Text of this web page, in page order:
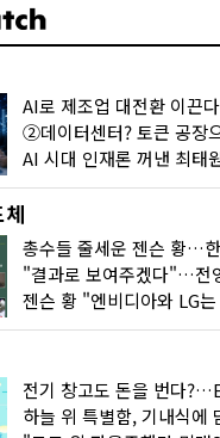
②데이터센터? 토큰 공장
젠슨 황 "엔비디아와 LG
하늘 위 특별함, 기내식에